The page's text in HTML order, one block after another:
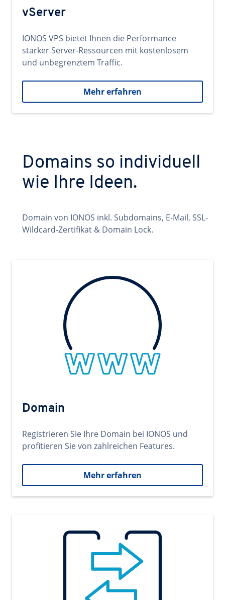
vServer
IONOS VPS bietet Ihnen die Performance
starker Server-Ressourcen mit kostenlosem
und unbegrenztem Traffic.
Mehr erfahren
Domains so individuell
wie Ihre Ideen.
Domain von IONOS inkl. Subdomains, E-Mail, SSL-
Wildcard-Zertifikat & Domain Lock.
Domain
Registrieren Sie Ihre Domain bei IONOS und
profitieren Sie von zahlreichen Features.
Mehr erfahren